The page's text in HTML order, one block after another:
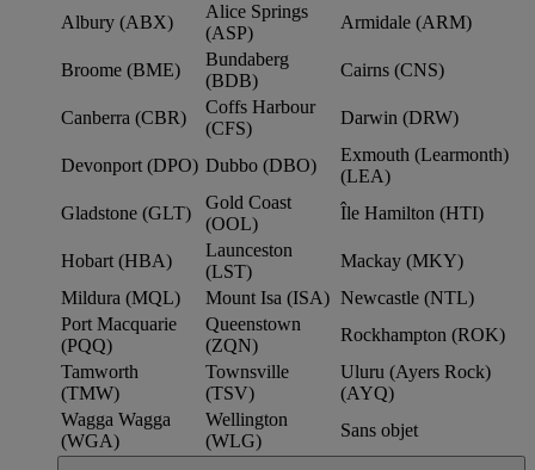
Albury (ABX)
Alice Springs
(ASP)
Armidale (ARM)
Broome (BME)
Bundaberg
(BDB)
Cairns (CNS)
Canberra (CBR)
Coffs Harbour
(CFS)
Darwin (DRW)
Devonport (DPO) Dubbo (DBO)
Exmouth (Learmonth)
(LEA)
Gladstone (GLT)
Gold Coast
(OOL)
Île Hamilton (HTI)
Hobart (HBA)
Launceston
(LST)
Mackay (MKY)
Mildura (MQL)
Mount Isa (ISA) Newcastle (NTL)
Port Macquarie
(PQQ)
Queenstown
(ZQN)
Rockhampton (ROK)
Tamworth
(TMW)
Townsville
(TSV)
Uluru (Ayers Rock)
(AYQ)
Wagga Wagga
(WGA)
Wellington
(WLG)
Sans objet